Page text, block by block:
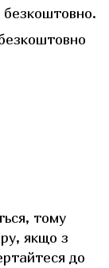
тому
якщо з
до